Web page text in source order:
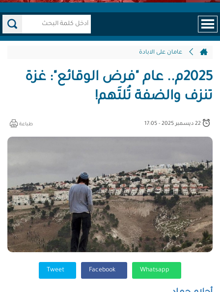
عامان على الابادة
2025م.. عام "فرض الوقائع": غزة
تنزف والضفة تُلتَهم!
22 ديسمبر 2025 - 17:05 طباعة